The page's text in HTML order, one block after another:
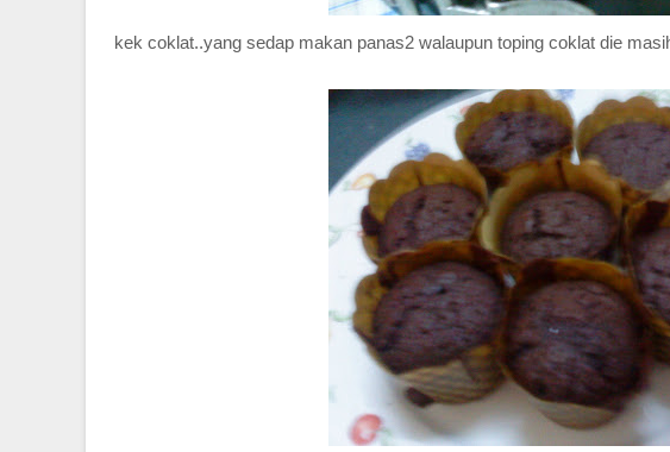
kek coklat..yang sedap makan panas2 walaupun toping coklat die